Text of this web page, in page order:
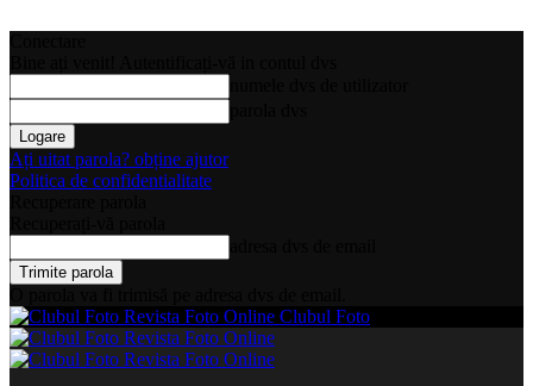
Ați uitat parola? obține ajutor
Politica de confidentialitate
Clubul Foto